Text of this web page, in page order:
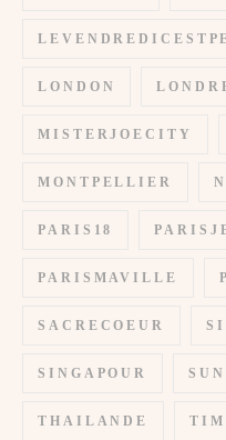
LONDON
MISTERJOECITY
MONTPELLIER
PARIS18
PARISMAVILLE
SACRECOEUR
SINGAPOUR
THAILANDE